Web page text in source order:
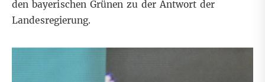
den bayerischen Grünen zu der Antwort der
Landesregierung.